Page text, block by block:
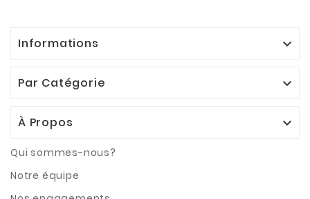
Informations 
Par Catégorie 
À Propos 
Qui sommes-nous?
Notre équipe